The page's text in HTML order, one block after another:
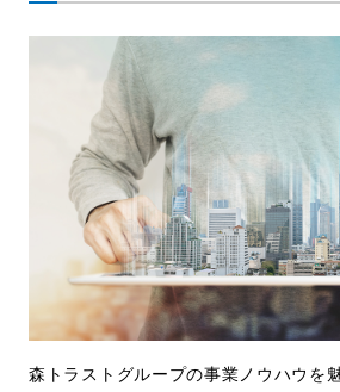
森トラストグループの事業ノウハウを